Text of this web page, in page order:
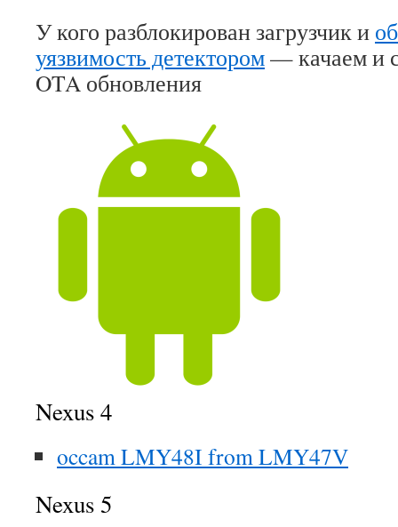
У кого разблокирован загрузчик и
уязвимость детектором— качаем и
OTA обновления
Nexus 4
occam LMY48I from LMY47V
Nexus 5